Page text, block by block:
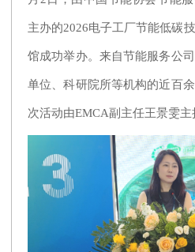
主办的2026电子工厂节能低碳
馆成功举办。来自节能服务公
单位、科研院所等机构的近百
次活动由EMCA副主任王景雯主